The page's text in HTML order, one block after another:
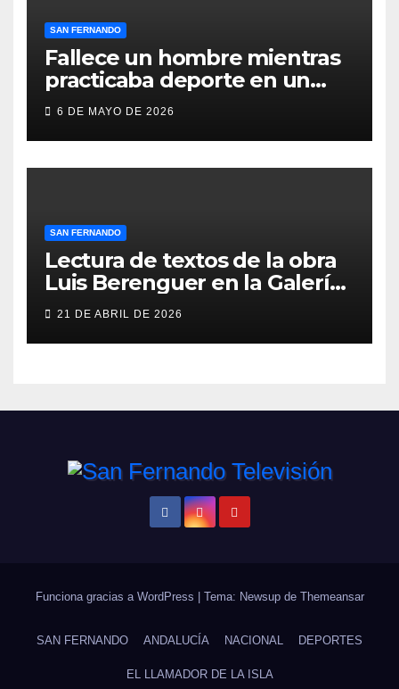
SAN FERNANDO
Fallece un hombre mientras
practicaba deporte en un
gimnasio de San Fernando
6 DE MAYO DE 2026
SAN FERNANDO
Lectura de textos de la obra
Luis Berenguer en la Galería
ERA
21 DE ABRIL DE 2026
Funciona gracias a WordPress Tema: Newsup de Themeansar
SAN FERNANDO ANDALUCÍA NACIONAL DEPORTES
EL LLAMADOR DE LA ISLA